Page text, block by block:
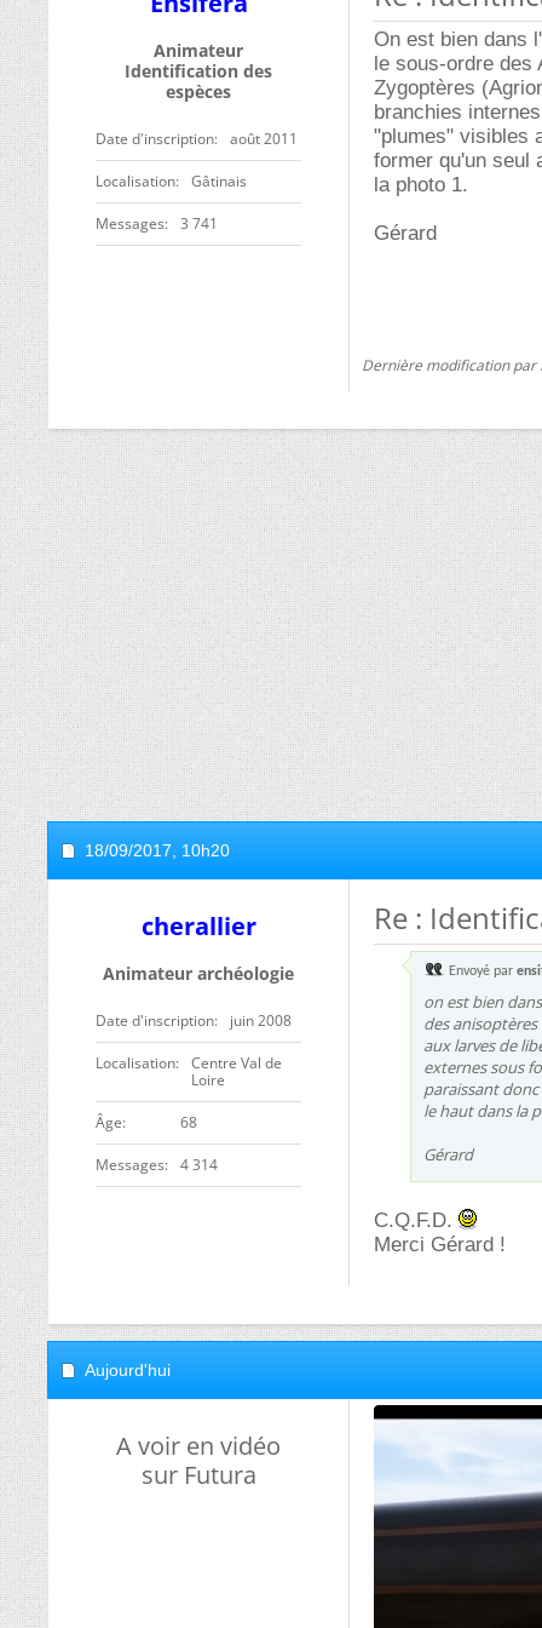
Animateur
Identification des
espèces
Date d'inscription août 2011
Localisation Gâtinais
Messages 3 741
On est bien dans
le sous-ordre des
Zygoptères
branchies
"plumes" visibles
former qu'un seul
la photo 1.
Gérard
Dernière modification
18/09/2017, 10h20
cherallier
Animateur archéologie
Date d'inscription juin 2008
Localisation
Centre Val de
Loire
ge 68
Messages 4 314
Re :
Envoyé par
on est bien
des
aux larves de
externes sous
paraissant
le haut dans la
Gérard
C.Q.F.D.
Merci Gérard !
Aujourd'hui
A voir en vidéo
sur Futura